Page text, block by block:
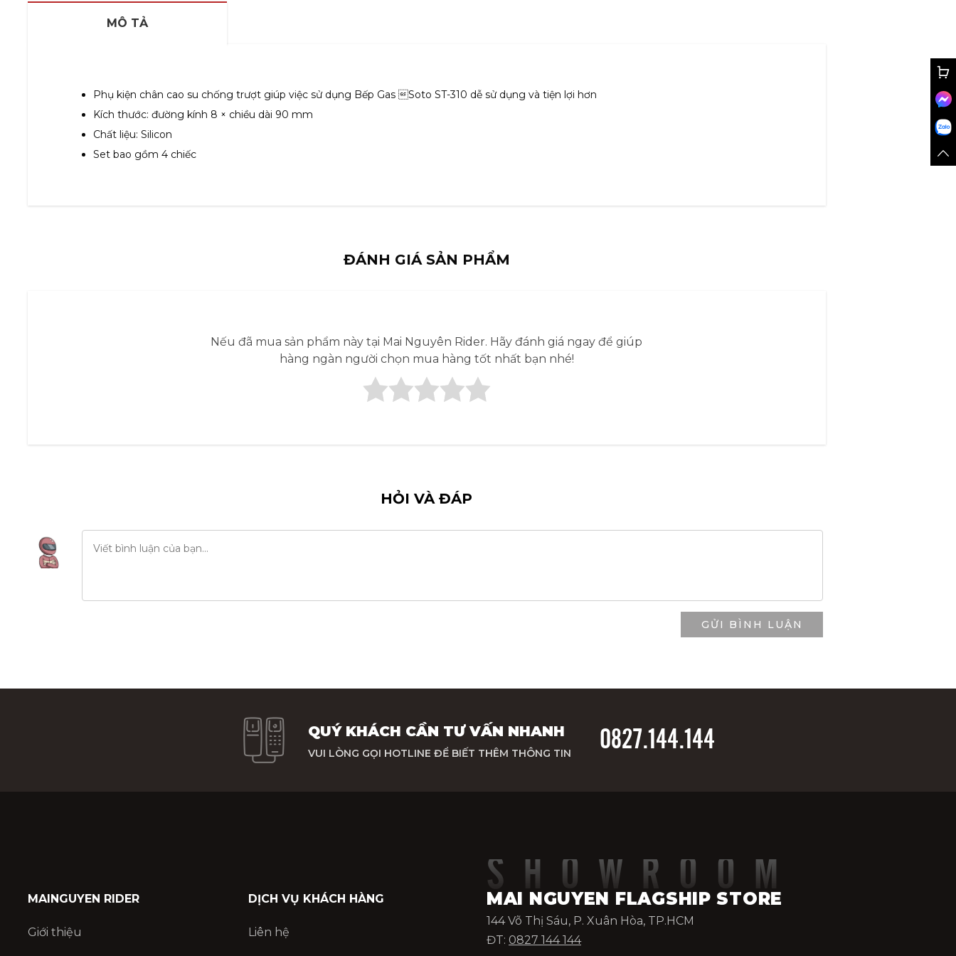
MÔ TẢ
Phụ kiện chân cao su chống trượt giúp việc sử dụng Bếp Gas Soto ST-310 dễ sử dụng và tiện lợi hơn
Kích thước: đường kính 8 × chiều dài 90 mm
Chất liệu: Silicon
Set bao gồm 4 chiếc
ĐÁNH GIÁ SẢN PHẨM
Nếu đã mua sản phẩm này tại Mai Nguyên Rider. Hãy đánh giá ngay để giúp
hàng ngàn người chọn mua hàng tốt nhất bạn nhé!
HỎI VÀ ĐÁP
GỬI BÌNH LUẬN
QUÝ KHÁCH CẦN TƯ VẤN NHANH
VUI LÒNG GỌI HOTLINE ĐỂ BIẾT THÊM THÔNG TIN 0827.144.144
MAINGUYEN RIDER
Giới thiệu
DỊCH VỤ KHÁCH HÀNG
Liên hệ
SHOWROOM
MAI NGUYEN FLAGSHIP STORE
144 Võ Thị Sáu, P. Xuân Hòa, TP.HCM
ĐT: 0827 144 144